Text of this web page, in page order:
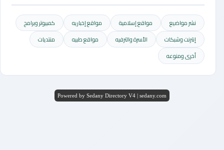
نشر مواضيع مواقع إسلامية مواقع إخباريه
كمبيوتر وبرامج
إنترنت وشبكات
الأسرة والترفيه مواقع طبيه
منتديات
أخرى ومنوعه
Powered by Sedany Directory V4 | sedany.com